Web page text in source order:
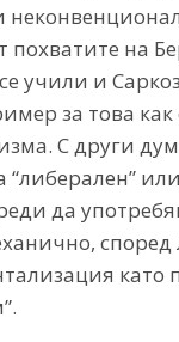
похватите на
учили и
за това как
С други
“либерален”
да
според
като